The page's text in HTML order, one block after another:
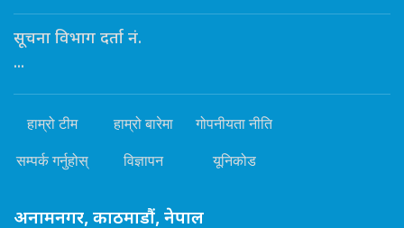
सूचना विभाग दर्ता नं.
...
हाम्रो टीम हाम्रो बारेमा गोपनीयता नीति
सम्पर्क गर्नुहोस् विज्ञापन यूनिकोड
अनामनगर, काठमाडौं, नेपाल